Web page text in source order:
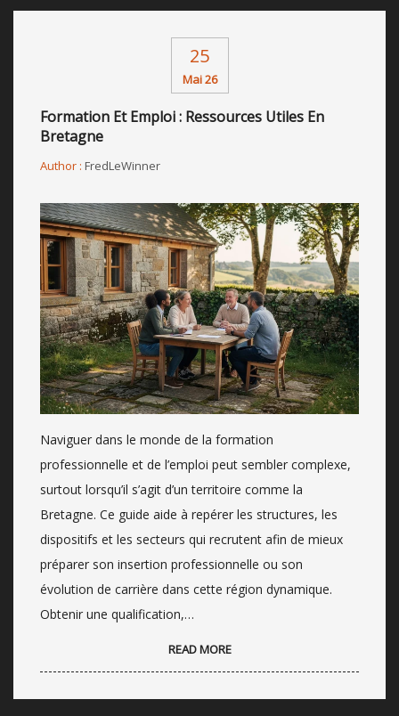
25
Mai 26
Formation Et Emploi : Ressources Utiles En
Bretagne
Author : FredLeWinner
Naviguer dans le monde de la formation
professionnelle et de l’emploi peut sembler complexe,
surtout lorsqu’il s’agit d’un territoire comme la
Bretagne. Ce guide aide à repérer les structures, les
dispositifs et les secteurs qui recrutent afin de mieux
préparer son insertion professionnelle ou son
évolution de carrière dans cette région dynamique.
Obtenir une qualification,…
READ MORE